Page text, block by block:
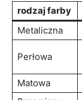
rodzaj farby
Metaliczna
Perłowa
Matowa